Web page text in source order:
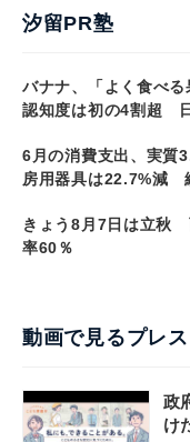
汐留PR塾
バナナ、「よく食べ
認知度は初の4割超
6月の消費支出、実
房用器具は22.7%減
きょう8月7日は立秋
率60％
動画で見るプレ
政
け